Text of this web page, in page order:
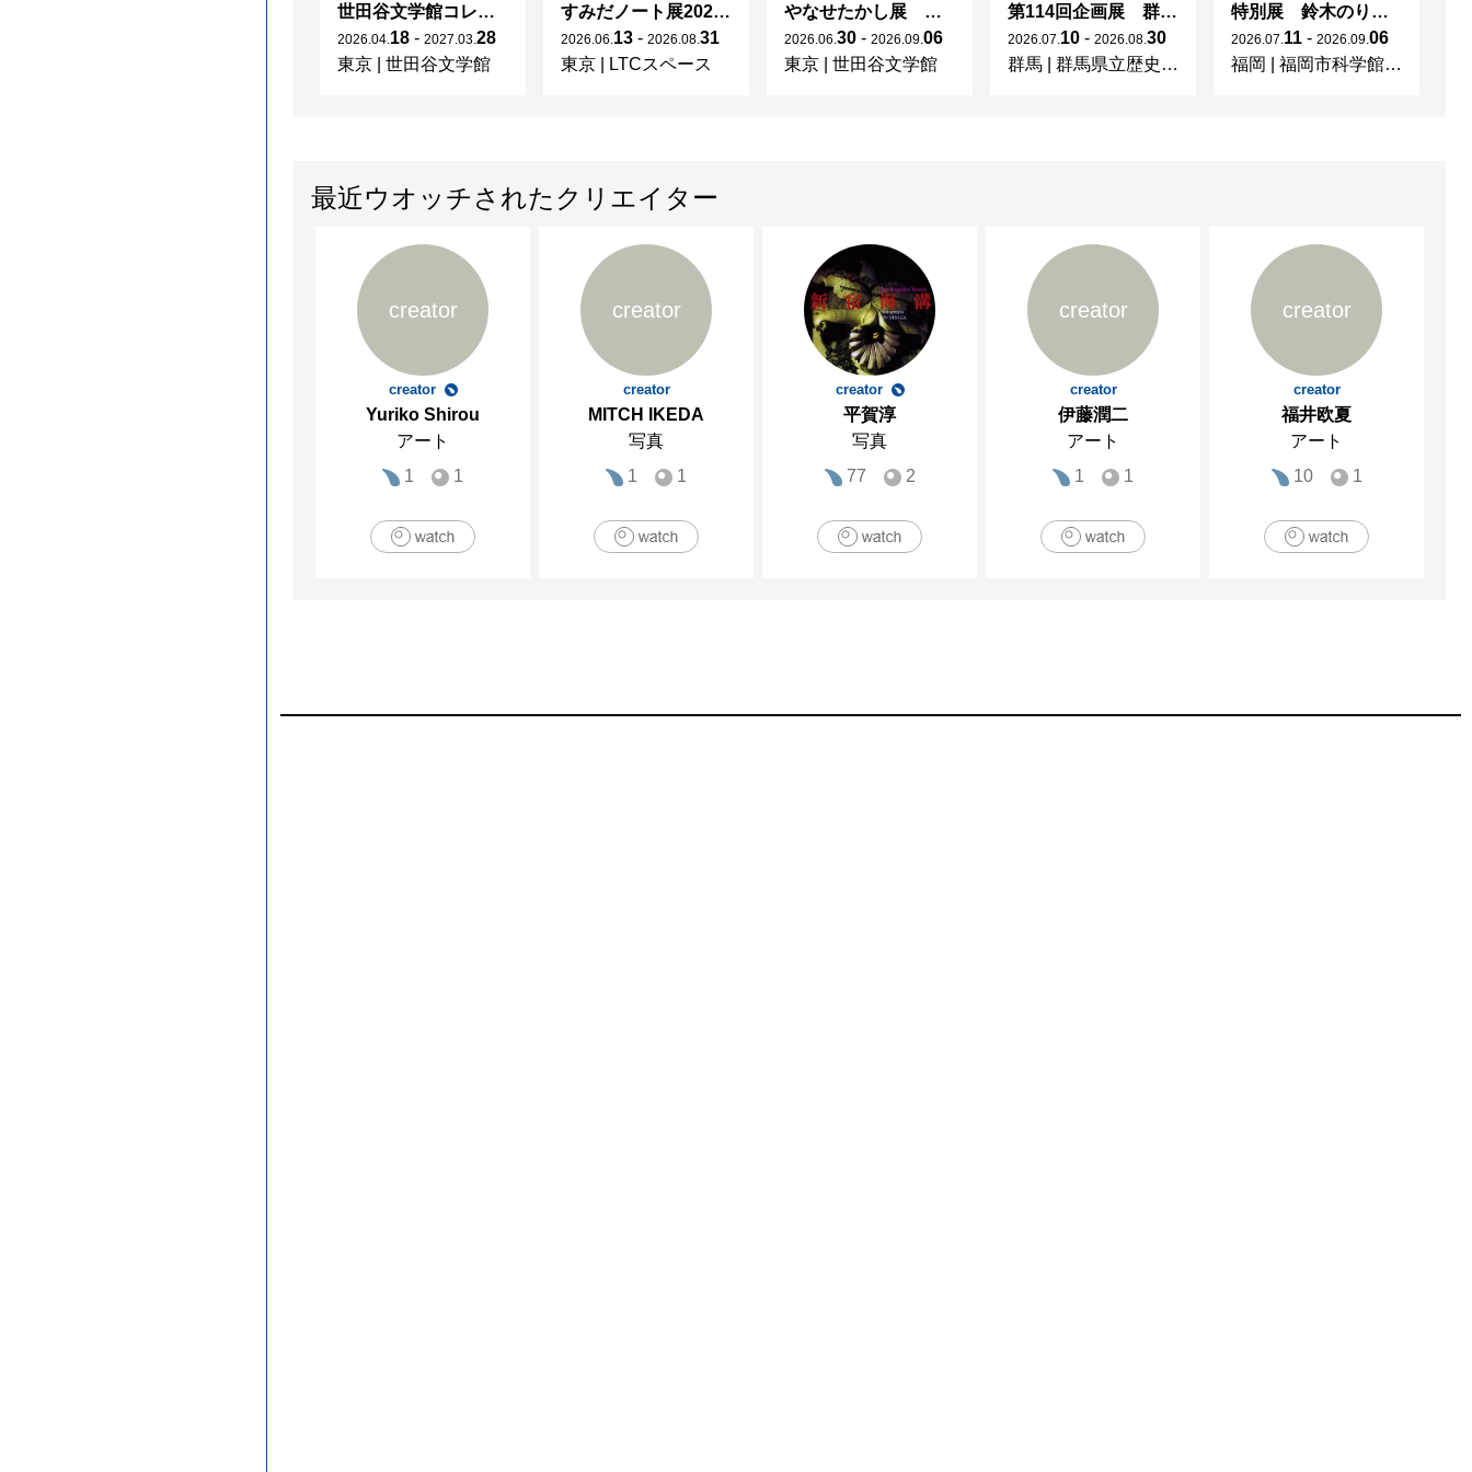
世田谷文学館コレクション展 没後30年 宇野千代展
2026 04 18 - 2027 03 28
東京
世田谷文学館
すみだノート展2026 ~すみだノートの「の」～
2026 06 13 - 2026 08 31
東京
LTCスペース
やなせたかし展 人生はよろこばせごっこ
2026 06 30 - 2026 09 06
東京
世田谷文学館
第114回企画展 群馬県金井遺跡群出土品 重要文化財指定記念 「ヨロイを着た古墳人がみた世界－奇跡の金井遺跡群－」
2026 07 10 - 2026 08 30
群馬
群馬県立歴史博物館
特別展 鈴木のりたけ「大ピンチ展！」
2026 07 11 - 2026 09 06
福岡
福岡市科学館3階企画展示室
最近ウオッチされたクリエイター
creator
creator
Yuriko Shirou
アート
1
1
creator
creator
MITCH IKEDA
写真
1
1
creator
平賀淳
写真
77
2
creator
creator
伊藤潤二
アート
1
1
creator
creator
福井欧夏
アート
10
1